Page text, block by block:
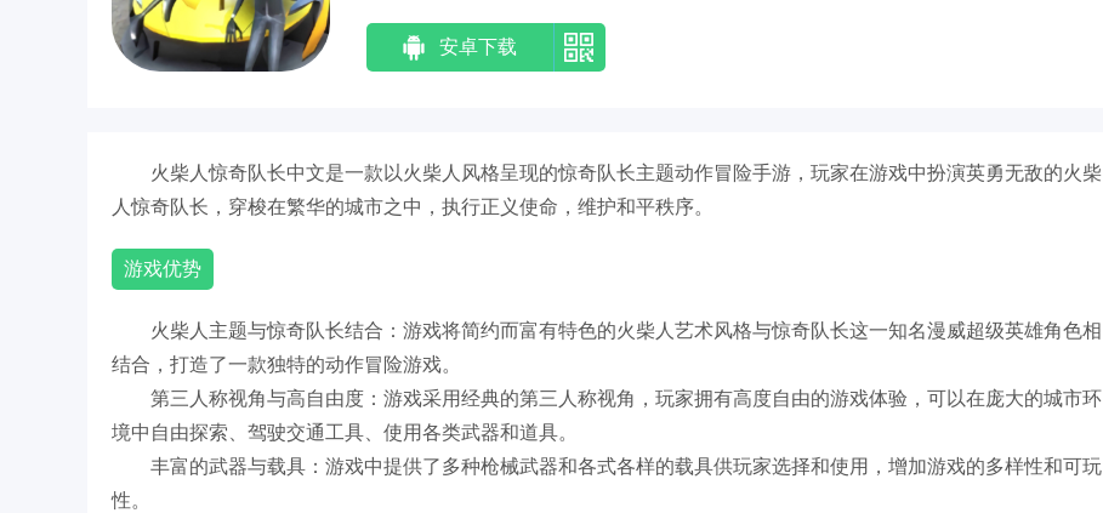
安卓下载
火柴人惊奇队长中文是一款以火柴人风格呈现的惊奇队长主题动作冒险手游，玩家在游戏中扮演英勇无敌的火柴
人惊奇队长，穿梭在繁华的城市之中，执行正义使命，维护和平秩序。
游戏优势
火柴人主题与惊奇队长结合：游戏将简约而富有特色的火柴人艺术风格与惊奇队长这一知名漫威超级英雄角色相
结合，打造了一款独特的动作冒险游戏。
第三人称视角与高自由度：游戏采用经典的第三人称视角，玩家拥有高度自由的游戏体验，可以在庞大的城市环
境中自由探索、驾驶交通工具、使用各类武器和道具。
丰富的武器与载具：游戏中提供了多种枪械武器和各式各样的载具供玩家选择和使用，增加游戏的多样性和可玩
性。